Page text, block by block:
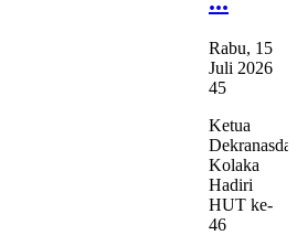
Rabu, 15
Juli 2026
45
Ketua
Dekranasda
Kolaka
Hadiri
HUT ke-
46